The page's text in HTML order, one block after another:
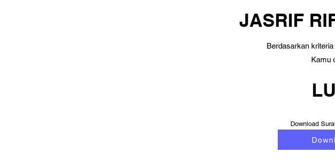
JASRIF
Berdasarkan
Kamu
Download